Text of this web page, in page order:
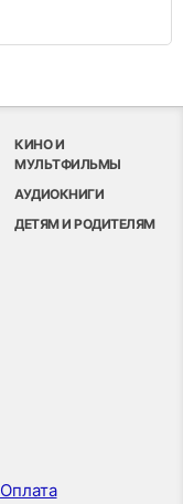
КИНО И
МУЛЬТФИЛЬМЫ
АУДИОКНИГИ
ДЕТЯМ И РОДИТЕЛЯМ
Оплата